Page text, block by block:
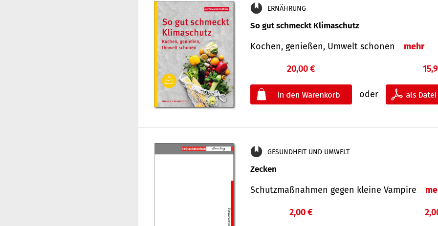
ERNÄHRUNG
So gut schmeckt Klimaschutz
Kochen, genießen, Umwelt schonen mehr
20,00 €
oder
GESUNDHEIT UND UMWELT
Zecken
Schutz­maß­nahmen gegen kleine Vampire
2,00 €